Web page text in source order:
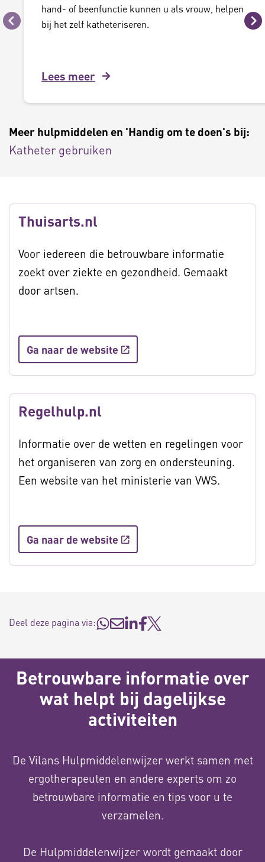
Vorige
hand- of beenfunctie kunnen u als vrouw, helpen
bij het zelf katheteriseren.
Lees meer
Meer hulpmiddelen en 'Handig om te doen's bij:
Katheter gebruiken
Thuisarts.nl
Voor iedereen die betrouwbare informatie
zoekt over ziekte en gezondheid. Gemaakt
door artsen.
Ga naar de website
Regelhulp.nl
Informatie over de wetten en regelingen voor
het organiseren van zorg en ondersteuning.
Een website van het ministerie van VWS.
Ga naar de website
Deel deze pagina via:
Betrouwbare informatie over
wat helpt bij dagelijkse
activiteiten
De Vilans Hulpmiddelenwijzer werkt samen met
ergotherapeuten en andere experts om zo
betrouwbare informatie en tips voor u te
verzamelen.
De Hulpmiddelenwijzer wordt gemaakt door